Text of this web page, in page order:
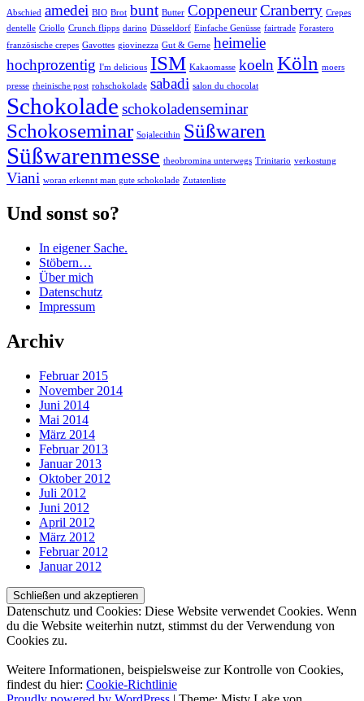
Abschied amedei BIO Brot bunt Butter CoppeneurCranberry Crepes
dentelle Criollo Crunch flipps darino Düsseldorf Einfache Genüsse fairtrade Forastero
französische crepes Gavottes giovinezza Gut & Gerne heimelie
hochprozentig I'm delicious ISM Kakaomasse koeln Köln moers
presse rheinische post rohschokolade sabadi salon du chocolat
Schokolade schokoladenseminar
Schokoseminar Sojalecithin Süßwaren
Süßwarenmesse theobromina unterwegs Trinitario verkostung
Viani woran erkennt man gute schokolade Zutatenliste
Und sonst so?
In eigener Sache.
Stöbern…
Über mich
Datenschutz
Impressum
Archiv
Februar 2015
November 2014
Juni 2014
Mai 2014
März 2014
Februar 2013
Januar 2013
Oktober 2012
Juli 2012
Juni 2012
April 2012
März 2012
Februar 2012
Januar 2012
Datenschutz und Cookies: Diese Website verwendet Cookies. Wenn
du die Website weiterhin nutzt, stimmst du der Verwendung von
Cookies zu.
Weitere Informationen, beispielsweise zur Kontrolle von Cookies,
findest du hier: Cookie-Richtlinie